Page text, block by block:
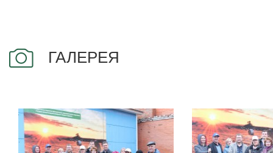
ГАЛЕРЕЯ